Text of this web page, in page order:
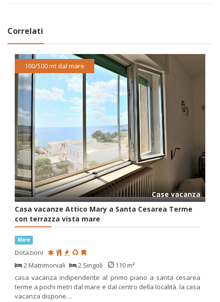
Correlati
100/500 mt dal mare
Case vacanza
Casa vacanze Attico Mary a Santa Cesarea Terme
con terrazza vista mare
Mare
Dotazioni
2 Matrimoniali
2 Singoli
110 m²
casa vacanza indipendente al primo piano a santa cesarea
terme a pochi metri dal mare e dal centro della località. la casa
vacanza dispone…